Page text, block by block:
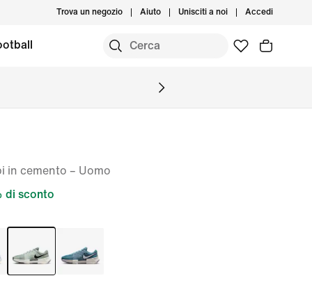
Trova un negozio Aiuto Unisciti a noi Accedi
in cemento – Uomo
di sconto